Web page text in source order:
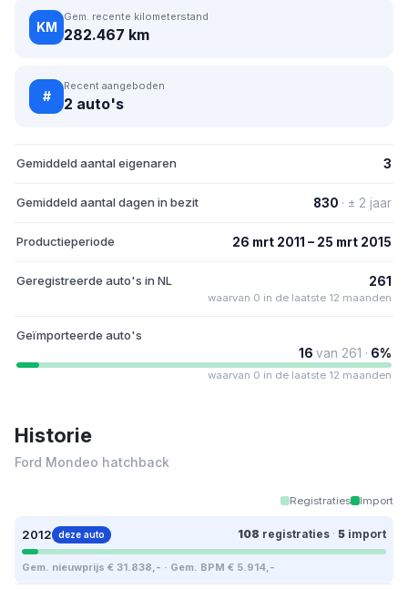
KM
Gem. recente kilometerstand
282.467 km
#
Recent aangeboden
2 auto's
Gemiddeld aantal eigenaren 3
Gemiddeld aantal dagen in bezit 830 · ± 2 jaar
Productieperiode 26 mrt 2011 – 25 mrt 2015
Geregistreerde auto's in NL 261
waarvan 0 in de laatste 12 maanden
Geïmporteerde auto's
16 van 261 · 6%
waarvan 0 in de laatste 12 maanden
Historie
Ford Mondeo hatchback
Registraties Import
2012 deze auto 108 registraties · 5 import
Gem. nieuwprijs € 31.838,- · Gem. BPM € 5.914,-